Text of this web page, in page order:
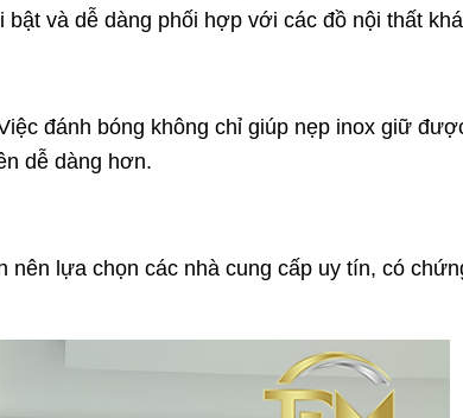
và dễ dàng phối hợp với các đồ nội thất
đánh bóng không chỉ giúp nẹp inox giữ
dễ dàng hơn.
lựa chọn các nhà cung cấp uy tín, có